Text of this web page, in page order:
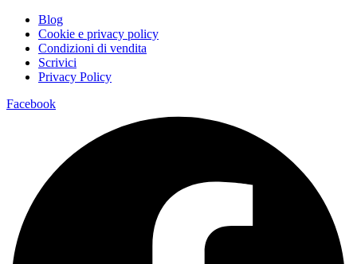
Blog
Cookie e privacy policy
Condizioni di vendita
Scrivici
Privacy Policy
Facebook